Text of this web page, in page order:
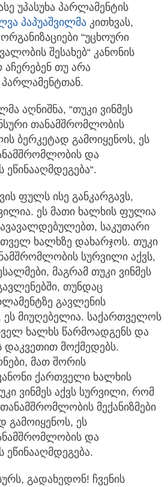
უპასუხა პარლამენტის
პაპუაშვილმა კითხვას,
“უცხოური
შესახებ“ კანონის
აჩერებენ თუ არა
აღნიშნა, “თუკი ვინმეს
თანამშრომლობის
ბერკეტად გამოიყენოს, ეს
და
ეწინააღმდეგება“.
ფულს ისე განკარგავს,
ეს მათი ხალხის ფულია
საკუთარი
ხალხზე დახარჯოს. თუკი
სურვილი აქვს,
მაგრამ თუკი ვინმეს
თუნდაც
გავლენის
ეს მიუღებელია. საქართველოს
ხალხს წარმოადგენს და
მოქმედებს.
მათ შორის
ქართველი ხალხის
ვინმეს აქვს სურვილი, რომ
მექანიზმები
გამოიყენოს, ეს
და
ეწინააღმდეგება.
გადახედონ! ჩვენის